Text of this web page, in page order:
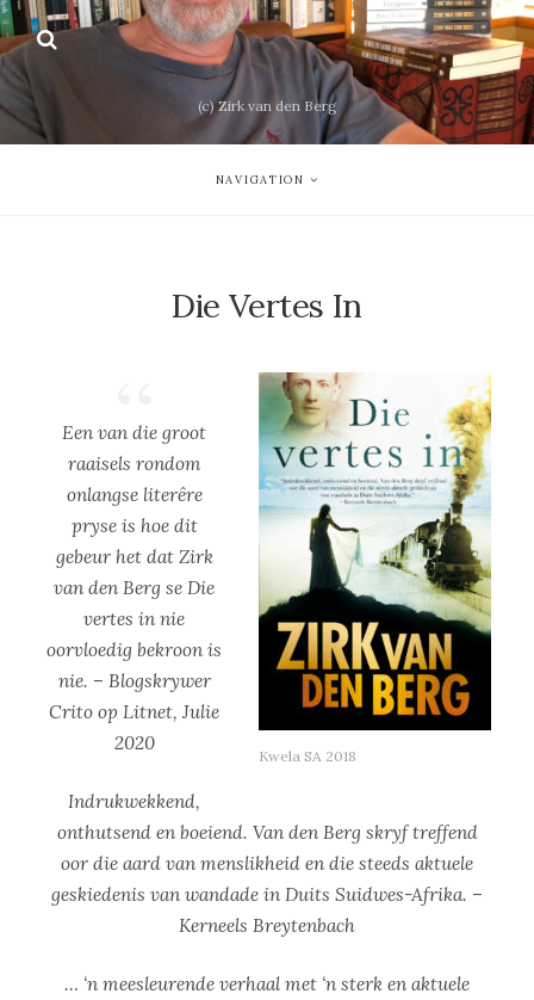
(c) Zirk van den Berg
NAVIGATION
Die Vertes In
Kwela SA 2018
Een van die groot
raaisels rondom
onlangse literêre
pryse is hoe dit
gebeur het dat Zirk
van den Berg se Die
vertes in nie
oorvloedig bekroon is
nie. – Blogskrywer
Crito op Litnet, Julie
2020
Indrukwekkend,
onthutsend en boeiend. Van den Berg skryf treffend
oor die aard van menslikheid en die steeds aktuele
geskiedenis van wandade in Duits Suidwes-Afrika. –
Kerneels Breytenbach
… ‘n meesleurende verhaal met ‘n sterk en aktuele